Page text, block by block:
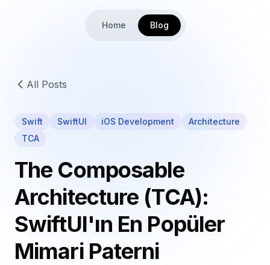
Home Blog
All Posts
Swift SwiftUI iOS Development
Architecture
TCA
The Composable
Architecture (TCA):
SwiftUI'ın En Popüler
Mimari Paterni